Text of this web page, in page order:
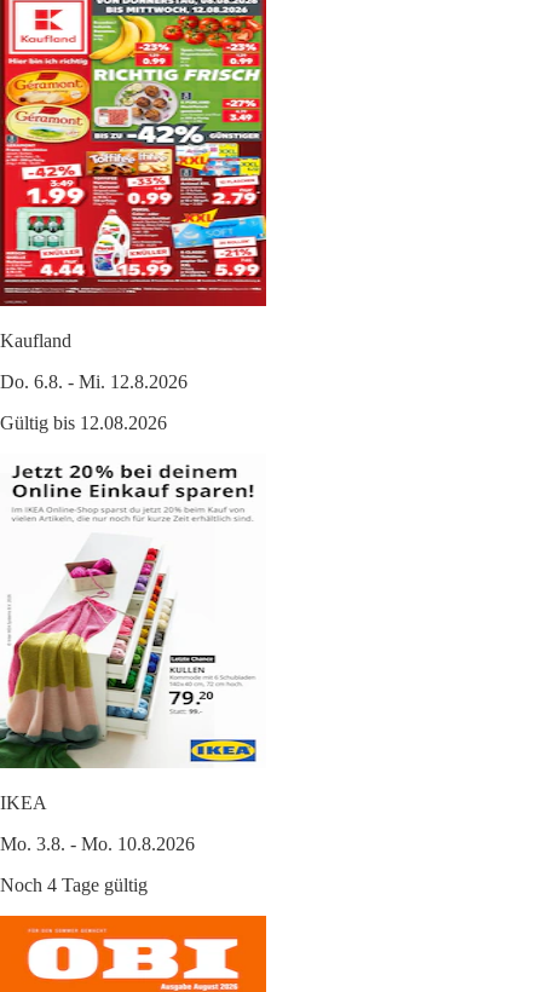
Kaufland
Do. 6.8. - Mi. 12.8.2026
Gültig bis 12.08.2026
IKEA
Mo. 3.8. - Mo. 10.8.2026
Noch 4 Tage gültig